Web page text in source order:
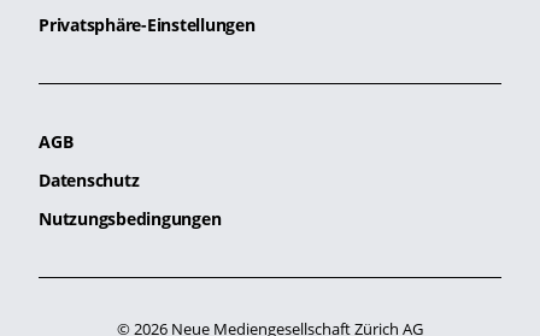
Privatsphäre-Einstellungen
AGB
Datenschutz
Nutzungsbedingungen
© 2026 Neue Mediengesellschaft Zürich AG